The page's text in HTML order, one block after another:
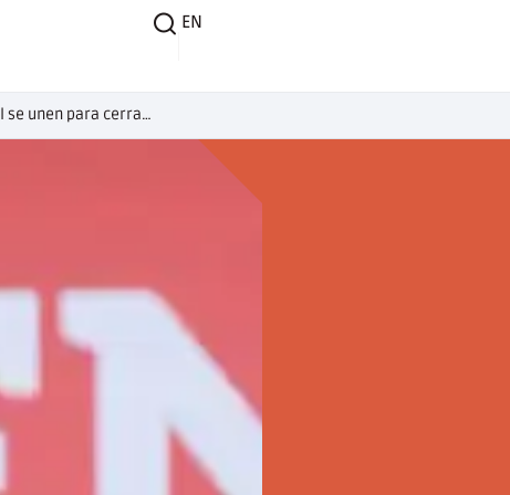
EN
Fundación Romero y Entel se unen para cerrar brechas de conectividad e impulsar la educación virtual en el Perú